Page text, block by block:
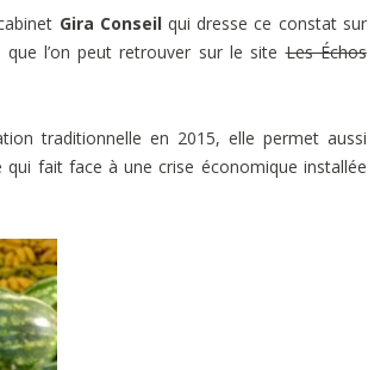
Gira Conseilqui dresse ce constat sur
l’on peut retrouver sur le siteLes Échos
traditionnelle en 2015, elle permet aussi
qui fait face à une crise économique installée